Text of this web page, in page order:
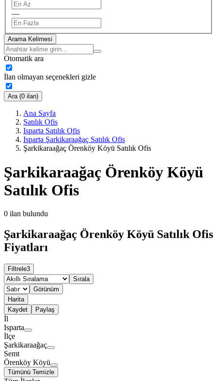
—
Arama Kelimesi
Otomatik ara
İlan olmayan seçenekleri gizle
Ara (0 ilan)
Ana Sayfa
Satılık Ofis
Isparta Satılık Ofis
Isparta Şarkikaraağaç Satılık Ofis
Şarkikaraağaç Örenköy Köyü Satılık Ofis
Şarkikaraağaç Örenköy Köyü
Satılık Ofis
0 ilan bulundu
Şarkikaraağaç Örenköy Köyü Satılık Ofis
Fiyatları
Filtrele3
Sırala
Görünüm
Harita
Kaydet
Paylaş
İl
Isparta
İlçe
Şarkikaraağaç
Semt
Örenköy Köyü
Tümünü Temizle